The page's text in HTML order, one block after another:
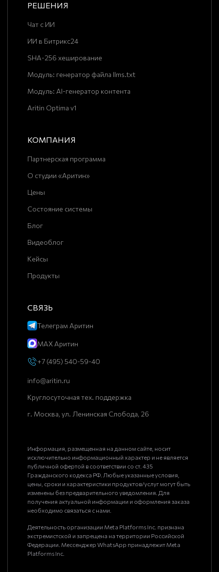
РЕШЕНИЯ
Чат с ИИ
ИИ в Битрикс24
SHA-256 хеширование
Модуль: генератор файла llms.txt
Модуль: AI-генератор контента
Aritin Optima v1
КОМПАНИЯ
Партнерская программа
О студии «Аритин»
Цены
Состояние системы
Блог
Видеоблог
Кейсы
Продукты
СВЯЗЬ
Телеграм Аритин
MAX Аритин
+7 (495) 540-59-40
info@aritin.ru
Круглосуточная тех. поддержка
г. Москва, ул. Ленинская Слобода, 26
Информация, размещенная на данном сайте, носит
исключительно информационный характер и не является
публичной офертой в соответствии со ст. 435
Гражданского кодекса РФ. Любые указанные условия,
цены, сроки и характеристики продуктов/услуг могут быть
изменены без предварительного уведомления. Для
получения актуальной информации и оформления заказа
необходимо связаться с нами.
Деятельность организации Meta Platforms Inc. признана
экстремистской и запрещена на территории Российской
Федерации. Мессенджер WhatsApp принадлежит Meta
Platforms Inc.